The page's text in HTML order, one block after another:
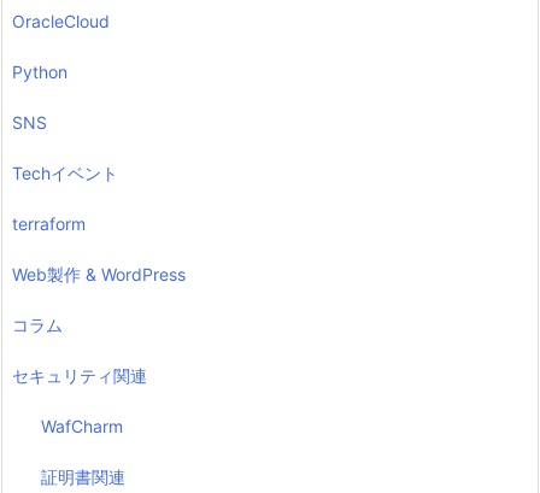
OracleCloud
Python
SNS
Techイベント
terraform
Web製作 & WordPress
コラム
セキュリティ関連
WafCharm
証明書関連